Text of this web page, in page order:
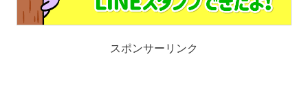
スポンサーリンク